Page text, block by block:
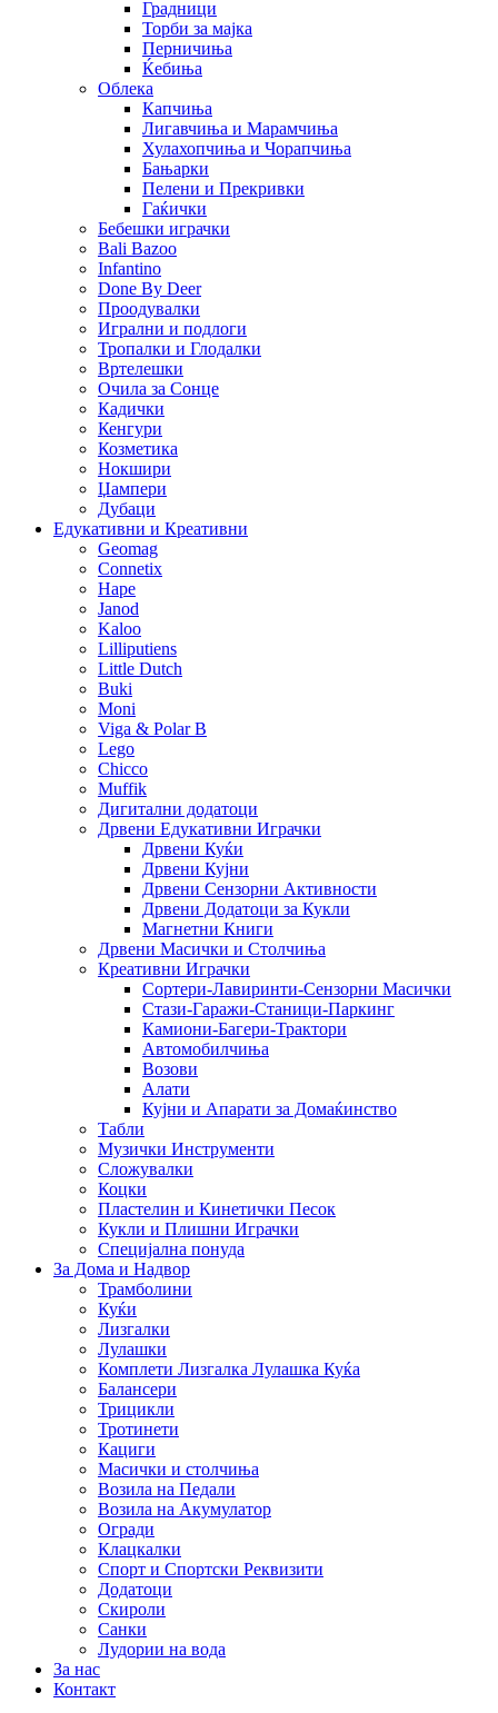
Градници
Торби за мајка
Перничиња
Ќебиња
Облека
Капчиња
Лигавчиња и Марамчиња
Хулахопчиња и Чорапчиња
Бањарки
Пелени и Прекривки
Гаќички
Бебешки играчки
Bali Bazoo
Infantino
Done By Deer
Проодувалки
Игрални и подлоги
Тропалки и Глодалки
Вртелешки
Очила за Сонце
Кадички
Кенгури
Козметика
Нокшири
Џампери
Дубаци
Едукативни и Креативни
Geomag
Connetix
Hape
Janod
Kaloo
Lilliputiens
Little Dutch
Buki
Moni
Viga & Polar B
Lego
Chicco
Muffik
Дигитални додатоци
Дрвени Едукативни Играчки
Дрвени Куќи
Дрвени Кујни
Дрвени Сензорни Активности
Дрвени Додатоци за Кукли
Магнетни Книги
Дрвени Масички и Столчиња
Креативни Играчки
Сортери-Лавиринти-Сензорни Масички
Стази-Гаражи-Станици-Паркинг
Камиони-Багери-Трактори
Автомобилчиња
Возови
Алати
Кујни и Апарати за Домаќинство
Табли
Музички Инструменти
Сложувалки
Коцки
Пластелин и Кинетички Песок
Кукли и Плишни Играчки
Специјална понуда
За Дома и Надвор
Трамболини
Куќи
Лизгалки
Лулашки
Комплети Лизгалка Лулашка Куќа
Балансери
Трицикли
Тротинети
Кациги
Mасички и столчиња
Возила на Педали
Возила на Акумулатор
Огради
Клацкалки
Спорт и Спортски Реквизити
Додатоци
Скироли
Санки
Лудории на вода
За нас
Контакт